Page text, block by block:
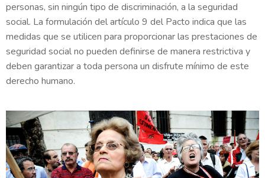
personas, sin ningún tipo de discriminación, a la seguridad
social. La formulación del artículo 9 del Pacto indica que las
medidas que se utilicen para proporcionar las prestaciones de
seguridad social no pueden definirse de manera restrictiva y
deben garantizar a toda persona un disfrute mínimo de este
derecho humano.